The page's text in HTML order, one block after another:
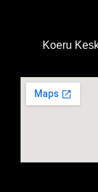
Koeru